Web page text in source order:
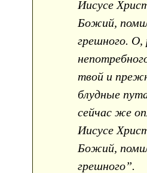
Иисусе
Божий,
грешного. О,
твой и
блудные
сейчас же
Иисусе
Божий,
грешного”.